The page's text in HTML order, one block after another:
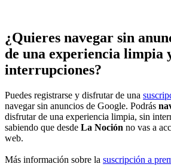
¿Quieres navegar sin
de una experiencia limpia
interrupciones?
Puedes registrarse y disfrutar de una
navegar sin anuncios de Google. Podrás
disfrutar de una experiencia limpia, sin
sabiendo que desde La Noción no vas a
web.
Más información sobre la suscripción a